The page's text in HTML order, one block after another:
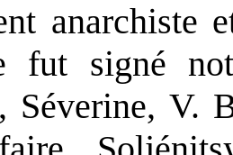
anarchiste
fut signé
Séverine, V.